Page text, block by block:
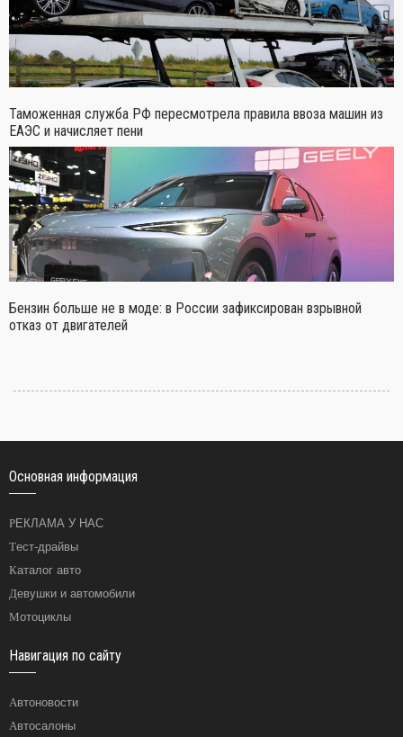
Таможенная служба РФ пересмотрела правила ввоза машин из
ЕАЭС и начисляет пени
Бензин больше не в моде: в России зафиксирован взрывной
отказ от двигателей
Основная информация
РЕКЛАМА У НАС
Тест-драйвы
Каталог авто
Девушки и автомобили
Мотоциклы
Навигация по сайту
Автоновости
Автосалоны